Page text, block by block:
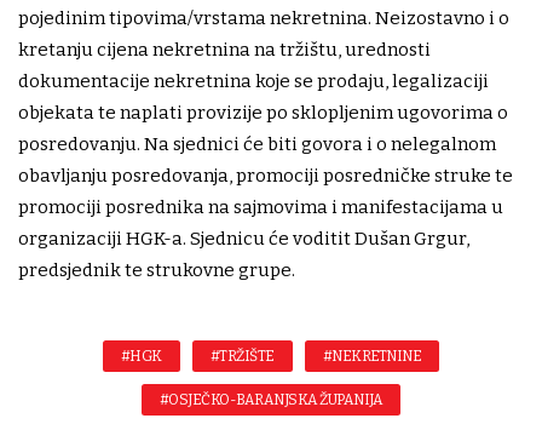
pojedinim tipovima/vrstama nekretnina. Neizostavno i o
kretanju cijena nekretnina na tržištu, urednosti
dokumentacije nekretnina koje se prodaju, legalizaciji
objekata te naplati provizije po sklopljenim ugovorima o
posredovanju. Na sjednici će biti govora i o nelegalnom
obavljanju posredovanja, promociji posredničke struke te
promociji posrednika na sajmovima i manifestacijama u
organizaciji HGK-a. Sjednicu će voditit Dušan Grgur,
predsjednik te strukovne grupe.
#HGK #TRŽIŠTE #NEKRETNINE
#OSJEČKO-BARANJSKA ŽUPANIJA